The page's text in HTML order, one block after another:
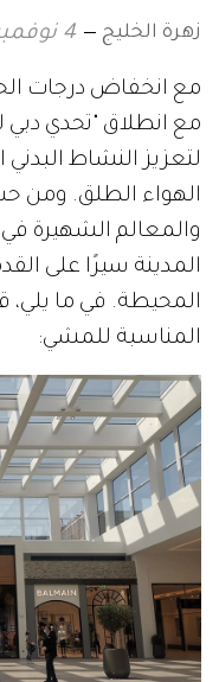
زهرة الخليج 4 نوفمبر 2022
مع انخفاض درجات
مع انطلاق "تحدي دبي
لتعزيز النشاط
الهواء الطلق. ومن
والمعالم الشهيرة
المدينة سيرًا على
المحيطة. في ما يلي،
المناسبة للمشي: